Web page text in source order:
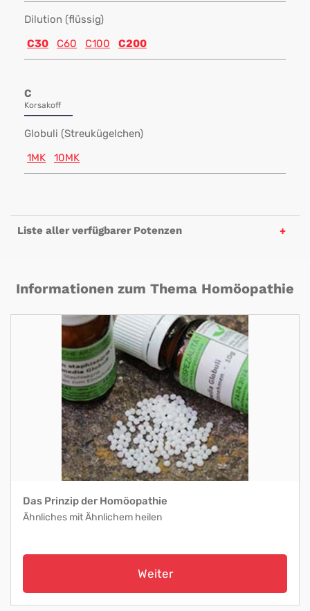
Dilution (flüssig)
C30
C60 C100 C200
C
Korsakoff
Globuli (Streukügelchen)
1MK
10MK
Liste aller verfügbarer Potenzen
Informationen zum Thema Homöopathie
Das Prinzip der Homöopathie
Ähnliches mit Ähnlichem heilen
Weiter